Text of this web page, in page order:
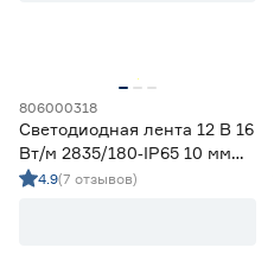
806000318
Светодиодная лента 12 В 16
Вт/м 2835/180‑IP65 10 мм
дневной 2 м Geniled
4.9(7 отзывов)